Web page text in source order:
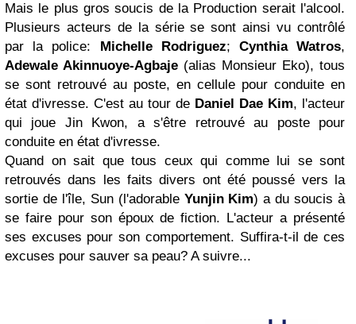
Mais le plus gros soucis de la Production serait l'alcool.
Plusieurs acteurs de la série se sont ainsi vu contrôlé
par la police: Michelle Rodriguez; Cynthia Watros,
Adewale Akinnuoye-Agbaje (alias Monsieur Eko), tous
se sont retrouvé au poste, en cellule pour conduite en
état d'ivresse. C'est au tour de Daniel Dae Kim, l'acteur
qui joue Jin Kwon, a s'être retrouvé au poste pour
conduite en état d'ivresse.
Quand on sait que tous ceux qui comme lui se sont
retrouvés dans les faits divers ont été poussé vers la
sortie de l'île, Sun (l'adorable Yunjin Kim) a du soucis à
se faire pour son époux de fiction. L'acteur a présenté
ses excuses pour son comportement. Suffira-t-il de ces
excuses pour sauver sa peau? A suivre...